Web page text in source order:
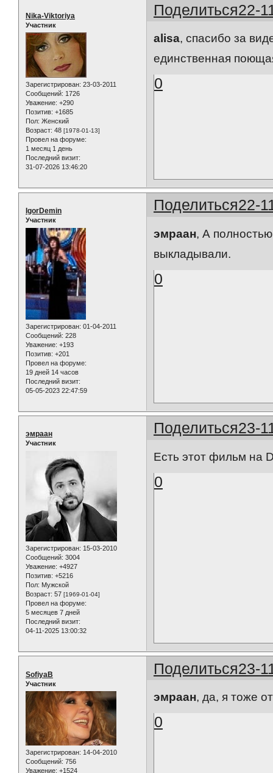
Поделиться22-
Nika-Viktoriya
Участник
Зарегистрирован: 23-03-2011
Сообщений: 1726
Уважение: +290
Позитив: +1685
Пол: Женский
Возраст: 48 [1978-01-13]
Провел на форуме:
1 месяц 1 день
Последний визит:
31-07-2026 13:46:20
alisa, спасибо за
единственная
0
Поделиться22-
IgorDemin
Участник
Зарегистрирован: 01-04-2011
Сообщений: 228
Уважение: +193
Позитив: +201
Провел на форуме:
19 дней 14 часов
Последний визит:
05-05-2023 22:47:59
эмраан, А
выкладывали.
0
Поделиться23-
эмраан
Участник
Зарегистрирован: 15-03-2010
Сообщений: 3004
Уважение: +4927
Позитив: +5216
Пол: Мужской
Возраст: 57 [1969-01-04]
Провел на форуме:
5 месяцев 7 дней
Последний визит:
04-11-2025 13:00:32
Есть этот фильм на
0
Поделиться23-
SofiyaB
Участник
Зарегистрирован: 14-04-2010
Сообщений: 756
Уважение: +1524
эмраан, да, я тоже
0